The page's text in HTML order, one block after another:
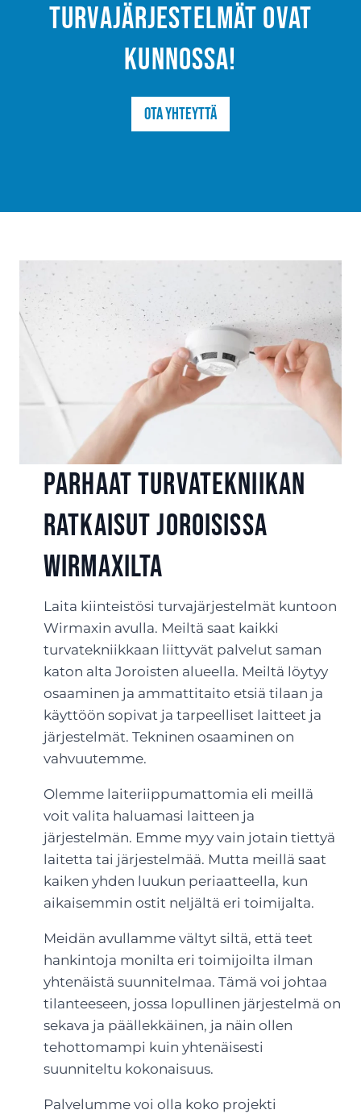
turvajärjestelmät ovat
kunnossa!
Ota yhteyttä
Parhaat turvatekniikan
ratkaisut Joroisissa
Wirmaxilta
Laita kiinteistösi turvajärjestelmät kuntoon
Wirmaxin avulla. Meiltä saat kaikki
turvatekniikkaan liittyvät palvelut saman
katon alta Joroisten alueella. Meiltä löytyy
osaaminen ja ammattitaito etsiä tilaan ja
käyttöön sopivat ja tarpeelliset laitteet ja
järjestelmät. Tekninen osaaminen on
vahvuutemme.
Olemme laiteriippumattomia eli meillä
voit valita haluamasi laitteen ja
järjestelmän. Emme myy vain jotain tiettyä
laitetta tai järjestelmää. Mutta meillä saat
kaiken yhden luukun periaatteella, kun
aikaisemmin ostit neljältä eri toimijalta.
Meidän avullamme vältyt siltä, että teet
hankintoja monilta eri toimijoilta ilman
yhtenäistä suunnitelmaa. Tämä voi johtaa
tilanteeseen, jossa lopullinen järjestelmä on
sekava ja päällekkäinen, ja näin ollen
tehottomampi kuin yhtenäisesti
suunniteltu kokonaisuus.
Palvelumme voi olla koko projekti